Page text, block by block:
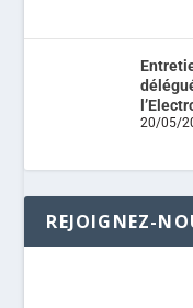
20/05/
REJOIGNEZ-